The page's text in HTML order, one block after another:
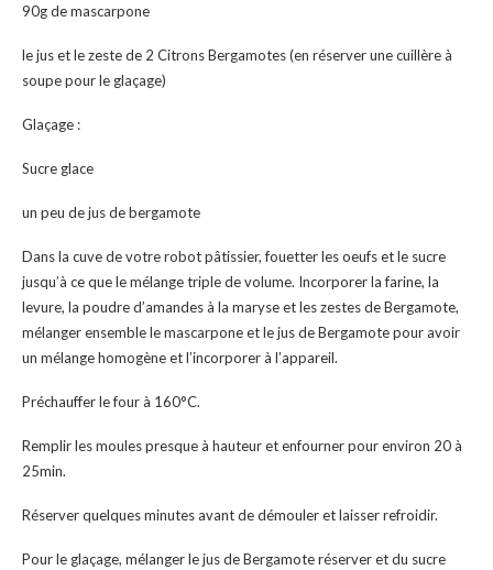
90g de mascarpone
le jus et le zeste de 2 Citrons Bergamotes (en réserver une cuillère à
soupe pour le glaçage)
Glaçage :
Sucre glace
un peu de jus de bergamote
Dans la cuve de votre robot pâtissier, fouetter les oeufs et le sucre
jusqu’à ce que le mélange triple de volume. Incorporer la farine, la
levure, la poudre d’amandes à la maryse et les zestes de Bergamote,
mélanger ensemble le mascarpone et le jus de Bergamote pour avoir
un mélange homogène et l’incorporer à l’appareil.
Préchauffer le four à 160°C.
Remplir les moules presque à hauteur et enfourner pour environ 20 à
25min.
Réserver quelques minutes avant de démouler et laisser refroidir.
Pour le glaçage, mélanger le jus de Bergamote réserver et du sucre